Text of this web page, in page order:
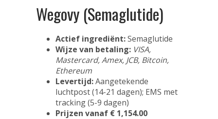
Wegovy (Semaglutide)
Actief ingrediënt:Semaglutide
Wijze van betaling: VISA,
Mastercard, Amex, JCB, Bitcoin,
Ethereum
Levertijd:Aangetekende
luchtpost (14-21 dagen); EMS met
tracking (5-9 dagen)
Prijzen vanaf € 1,154.00